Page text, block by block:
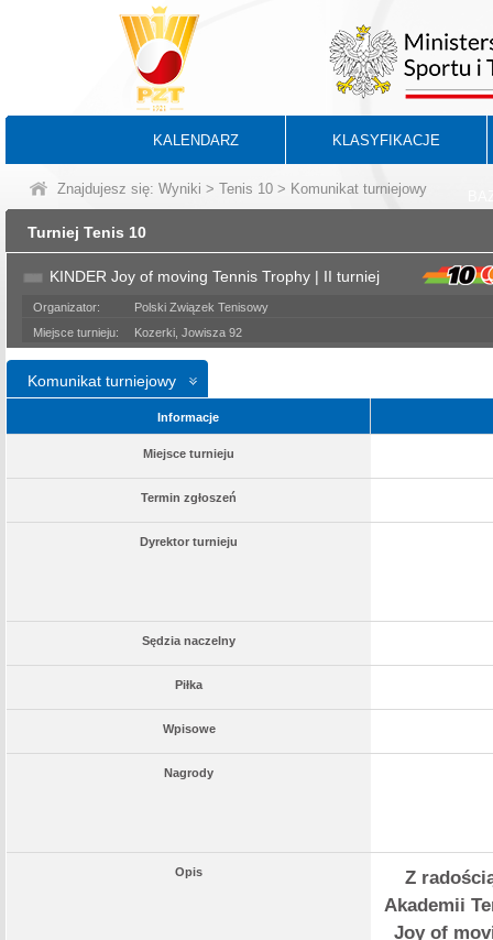
KALENDARZ KLASYFIKACJE
Znajdujesz się: Wyniki > Tenis 10 > Komunikat turniejowy
Turniej Tenis 10
KINDER Joy of moving Tennis Trophy | II turniej
Organizator:
Polski Związek Tenisowy
Miejsce turnieju:
Kozerki, Jowisza 92
Komunikat turniejowy
Informacje
Miejsce turnieju
Termin zgłoszeń
Dyrektor turnieju
Sędzia naczelny
Piłka
Wpisowe
Nagrody
Opis
Z
Akademii
Joy of